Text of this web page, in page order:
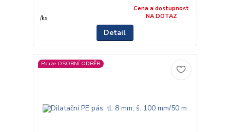
/ks
Cena a dostupnost
NA DOTAZ
Detail
Pouze OSOBNÍ ODBĚR